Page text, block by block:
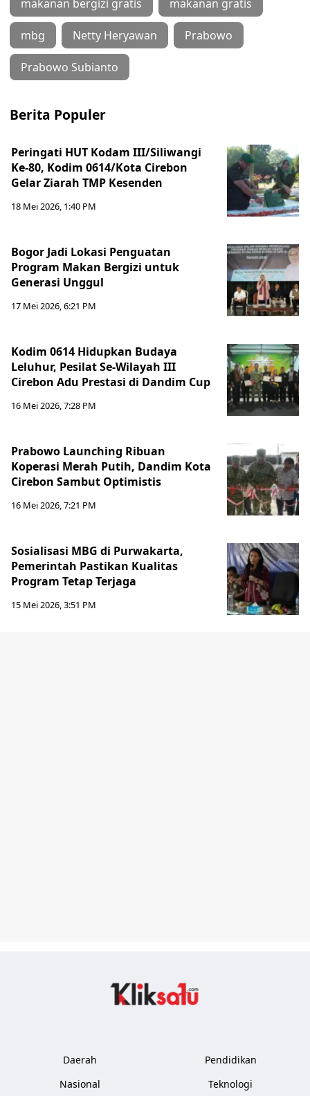
makanan bergizi gratis makanan gratis
mbg Netty Heryawan Prabowo
Prabowo Subianto
Berita Populer
Peringati HUT Kodam III/Siliwangi
Ke-80, Kodim 0614/Kota Cirebon
Gelar Ziarah TMP Kesenden
18 Mei 2026, 1:40 PM
Bogor Jadi Lokasi Penguatan
Program Makan Bergizi untuk
Generasi Unggul
17 Mei 2026, 6:21 PM
Kodim 0614 Hidupkan Budaya
Leluhur, Pesilat Se-Wilayah III
Cirebon Adu Prestasi di Dandim Cup
16 Mei 2026, 7:28 PM
Prabowo Launching Ribuan
Koperasi Merah Putih, Dandim Kota
Cirebon Sambut Optimistis
16 Mei 2026, 7:21 PM
Sosialisasi MBG di Purwakarta,
Pemerintah Pastikan Kualitas
Program Tetap Terjaga
15 Mei 2026, 3:51 PM
Daerah
Nasional
Pendidikan
Teknologi